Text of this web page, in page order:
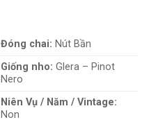
Đóng chai: Nút Bần
Giống nho: Glera – Pinot
Nero
Niên Vụ / Năm / Vintage:
Non